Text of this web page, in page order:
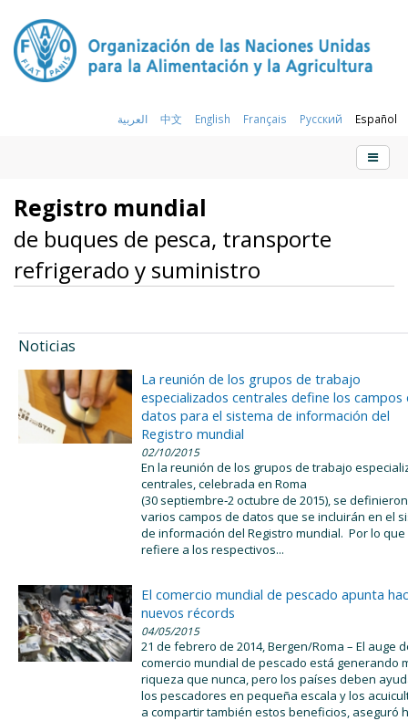
العربية 中文 English Français Русский Español
Registro mundial
de buques de pesca, transporte
refrigerado y suministro
Noticias
La reunión de los grupos de trabajo
especializados centrales define los campos
datos para el sistema de información del
Registro mundial
02/10/2015
En la reunión de los grupos de trabajo
centrales, celebrada en Roma
(30 septiembre‑2 octubre de 2015), se definieron
varios campos de datos que se incluirán en el
de información del Registro mundial. Por lo que
refiere a los respectivos...
El comercio mundial de pescado apunta
nuevos récords
04/05/2015
21 de febrero de 2014, Bergen/Roma – El auge
comercio mundial de pescado está generando
riqueza que nunca, pero los países deben
los pescadores en pequeña escala y los
a compartir también estos beneficios, aseguró